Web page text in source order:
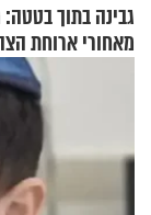
גבינה בתוך
מאחורי ארוחת
שכבשה את